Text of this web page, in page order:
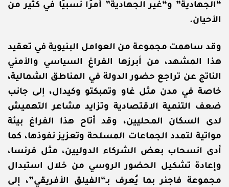
“الجهادية” و“غير الجهادية” أمرًا نسبيًا في كثير من
الأحيان.
وقد ساهمت مجموعة من العوامل البنيوية في تعقيد
هذا المشهد، من أبرزها الفراغ السياسي والأمني
الناتج عن تراجع حضور الدولة في المناطق الشمالية،
خاصة في مدن مثل غاو وتمبكتو وكيدال، إلى جانب
ضعف التنمية الاقتصادية وتزايد مشاعر التهميش
لدى السكان المحليين، وقد أتاح هذا الفراغ بيئة
مواتية لتمدد الجماعات المسلحة وتعزيز نفوذها، كما
أدى انسحاب بعض الشركاء الدوليين، مثل فرنسا،
وإعادة تشكيل الحضور الروسي من خلال استبدال
مجموعة فاجنر بما يُعرف بـ“الفيلق الأفريقي”، إلى